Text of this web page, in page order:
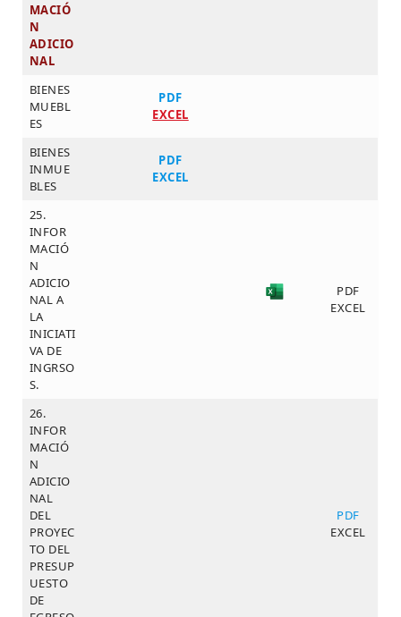
MACIÓ
N
ADICIO
NAL
BIENES
MUEBL
ES
PDF
EXCEL
BIENES
INMUE
BLES
PDF
EXCEL
25.
INFOR
MACIÓ
N
ADICIO
NAL A
LA
INICIATI
VA DE
INGRSO
S.
PDF
EXCEL
26.
INFOR
MACIÓ
N
ADICIO
NAL
DEL
PROYEC
TO DEL
PRESUP
UESTO
DE
PDF
EXCEL